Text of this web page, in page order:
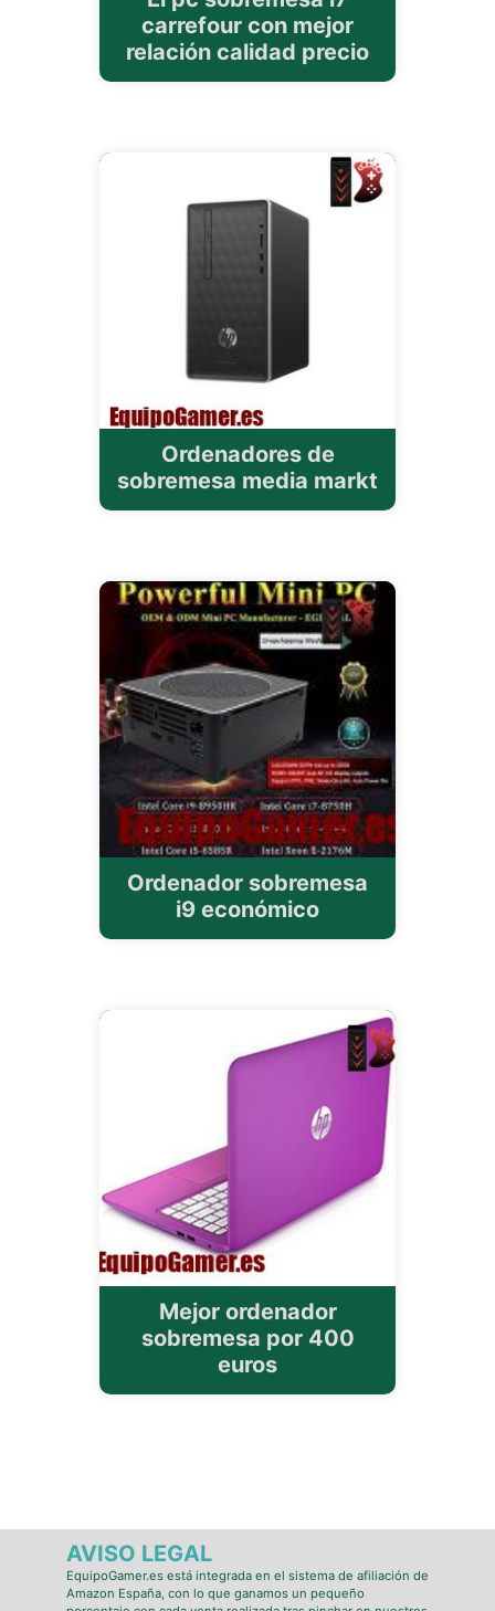
carrefour con mejor
relación calidad precio
Ordenadores de
sobremesa media markt
Ordenador sobremesa
i9 económico
Mejor ordenador
sobremesa por 400
euros
AVISO LEGAL
EquipoGamer.es está integrada en el sistema de afiliación de
Amazon España, con lo que ganamos un pequeño